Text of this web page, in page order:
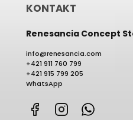
KONTAKT
Renesancia Concept
info@renesancia.com
+421 911 760 799
+421 915 799 205
WhatsApp
FacebookInstagram